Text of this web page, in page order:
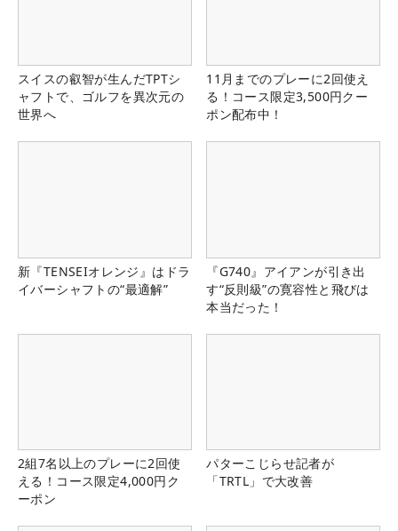
スイスの叡智が生んだTPTシ
ャフトで、ゴルフを異次元の
世界へ
11月までのプレーに2回使え
る！コース限定3,500円クー
ポン配布中！
新『TENSEIオレンジ』はドラ
イバーシャフトの“最適解”
『G740』アイアンが引き出
す“反則級”の寛容性と飛びは
本当だった！
2組7名以上のプレーに2回使
える！コース限定4,000円ク
ーポン
パターこじらせ記者が
「TRTL」で大改善